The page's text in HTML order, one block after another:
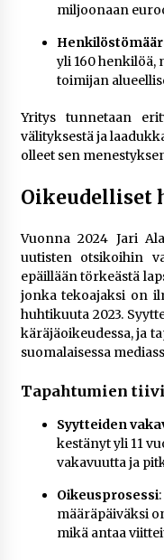
miljoonaan
yli 160 henkilöä,
toimijan
Yritys tunnetaan
välityksestä ja
olleet sen
Oikeudelliset
Vuonna 2024 Jari
uutisten otsikoihin
epäillään törkeästä
jonka tekoajaksi on
huhtikuuta 2023.
käräjäoikeudessa, ja
suomalaisessa
Tapahtumien
Syytteiden
kestänyt yli 11
vakavuutta ja
Oikeusprosessi
määräpäiväksi
mikä antaa